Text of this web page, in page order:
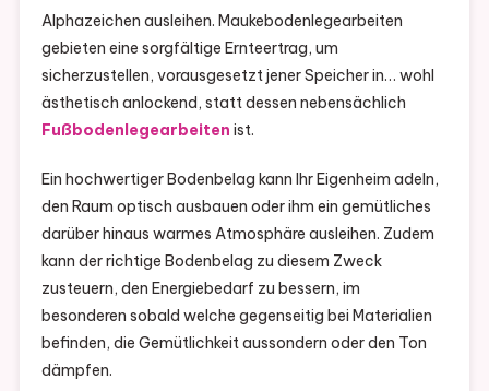
Alphazeichen ausleihen. Maukebodenlegearbeiten
gebieten eine sorgfältige Ernteertrag, um
sicherzustellen, vorausgesetzt jener Speicher in… wohl
ästhetisch anlockend, statt dessen nebensächlich
Fußbodenlegearbeiten ist.
Ein hochwertiger Bodenbelag kann Ihr Eigenheim adeln,
den Raum optisch ausbauen oder ihm ein gemütliches
darüber hinaus warmes Atmosphäre ausleihen. Zudem
kann der richtige Bodenbelag zu diesem Zweck
zusteuern, den Energiebedarf zu bessern, im
besonderen sobald welche gegenseitig bei Materialien
befinden, die Gemütlichkeit aussondern oder den Ton
dämpfen.